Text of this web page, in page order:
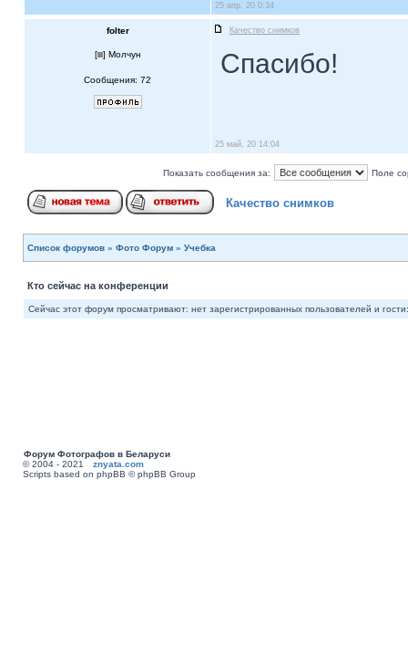
25 апр, 20 0:34
folter Качество снимков
[ ] Молчун
Сообщения: 72
Спасибо!
25 май, 20 14:04
Показать сообщения за: Поле
Качество снимков
Список форумов » Фото Форум » Учебка
Кто сейчас на конференции
Сейчас этот форум просматривают: нет зарегистрированных пользователей и
Форум Фотографов в Беларуси
© 2004 - 2021 znyata.com
Scripts based on phpBB © phpBB Group